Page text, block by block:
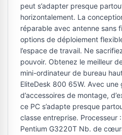
peut s’adapter presque
horizontalement. La
réparable avec antenne sans
options de déploiement
l’espace de travail. Ne
pouvoir. Obtenez le meilleur
mini-ordinateur de bureau
EliteDesk 800 65W. Avec une
d’accessoires de montage,
ce PC s’adapte presque
classe entreprise. Processeur
Pentium G3220T Nb. de